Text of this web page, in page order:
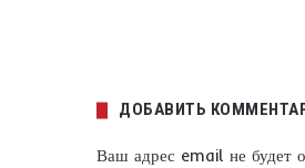
ДОБАВИТЬ
Ваш адрес email не будет